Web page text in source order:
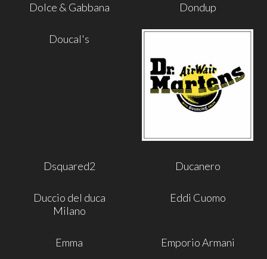
Dolce & Gabbana Dondup
Doucal's
Dsquared2 Ducanero
Duccio del duca
Milano
Eddi Cuomo
Emma Emporio Armani